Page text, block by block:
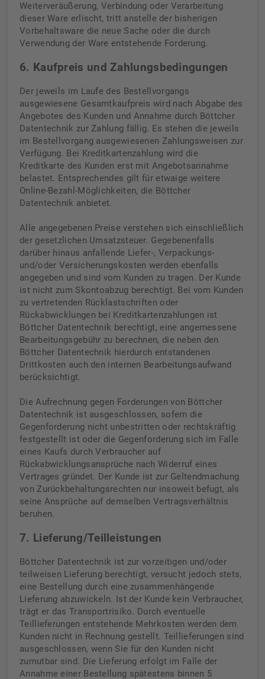
Weiterveräußerung, Verbindung oder Verarbeitung
dieser Ware erlischt, tritt anstelle der bisherigen
Vorbehaltsware die neue Sache oder die durch
Verwendung der Ware entstehende Forderung.
6. Kaufpreis und Zahlungsbedingungen
Der jeweils im Laufe des Bestellvorgangs
ausgewiesene Gesamtkaufpreis wird nach Abgabe des
Angebotes des Kunden und Annahme durch Böttcher
Datentechnik zur Zahlung fällig. Es stehen die jeweils
im Bestellvorgang ausgewiesenen Zahlungsweisen zur
Verfügung. Bei Kreditkartenzahlung wird die
Kreditkarte des Kunden erst mit Angebotsannahme
belastet. Entsprechendes gilt für etwaige weitere
Online-Bezahl-Möglichkeiten, die Böttcher
Datentechnik anbietet.
Alle angegebenen Preise verstehen sich einschließlich
der gesetzlichen Umsatzsteuer. Gegebenenfalls
darüber hinaus anfallende Liefer-, Verpackungs-
und/oder Versicherungskosten werden ebenfalls
angegeben und sind vom Kunden zu tragen. Der Kunde
ist nicht zum Skontoabzug berechtigt. Bei vom Kunden
zu vertretenden Rücklastschriften oder
Rückabwicklungen bei Kreditkartenzahlungen ist
Böttcher Datentechnik berechtigt, eine angemessene
Bearbeitungsgebühr zu berechnen, die neben den
Böttcher Datentechnik hierdurch entstandenen
Drittkosten auch den internen Bearbeitungsaufwand
berücksichtigt.
Die Aufrechnung gegen Forderungen von Böttcher
Datentechnik ist ausgeschlossen, sofern die
Gegenforderung nicht unbestritten oder rechtskräftig
festgestellt ist oder die Gegenforderung sich im Falle
eines Kaufs durch Verbraucher auf
Rückabwicklungsansprüche nach Widerruf eines
Vertrages gründet. Der Kunde ist zur Geltendmachung
von Zurückbehaltungsrechten nur insoweit befugt, als
seine Ansprüche auf demselben Vertragsverhältnis
beruhen.
7. Lieferung/Teilleistungen
Böttcher Datentechnik ist zur vorzeitigen und/oder
teilweisen Lieferung berechtigt, versucht jedoch stets,
eine Bestellung durch eine zusammenhängende
Lieferung abzuwickeln. Ist der Kunde kein Verbraucher,
trägt er das Transportrisiko. Durch eventuelle
Teillieferungen entstehende Mehrkosten werden dem
Kunden nicht in Rechnung gestellt. Teillieferungen sind
ausgeschlossen, wenn Sie für den Kunden nicht
zumutbar sind. Die Lieferung erfolgt im Falle der
Annahme einer Bestellung spätestens binnen 5